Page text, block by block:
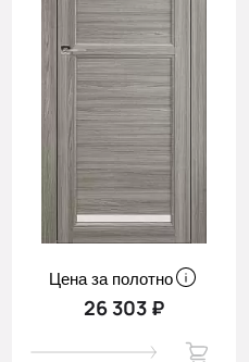
Цена за полотно
26 303 ₽